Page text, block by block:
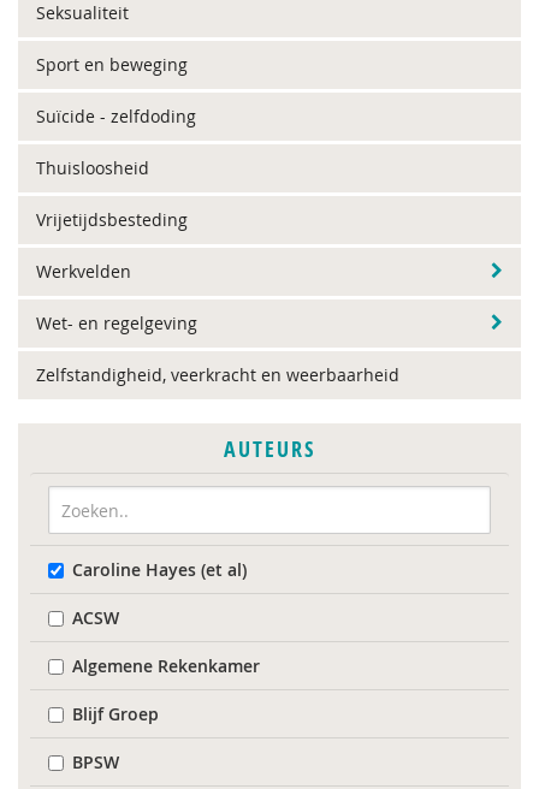
Seksualiteit
Sport en beweging
Suïcide - zelfdoding
Thuisloosheid
Vrijetijdsbesteding
Werkvelden
Wet- en regelgeving
Zelfstandigheid, veerkracht en weerbaarheid
AUTEURS
Caroline Hayes (et al)
ACSW
Algemene Rekenkamer
Blijf Groep
BPSW